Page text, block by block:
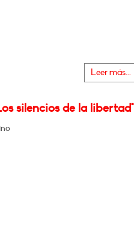
Leer más...
silencios de la libertad"